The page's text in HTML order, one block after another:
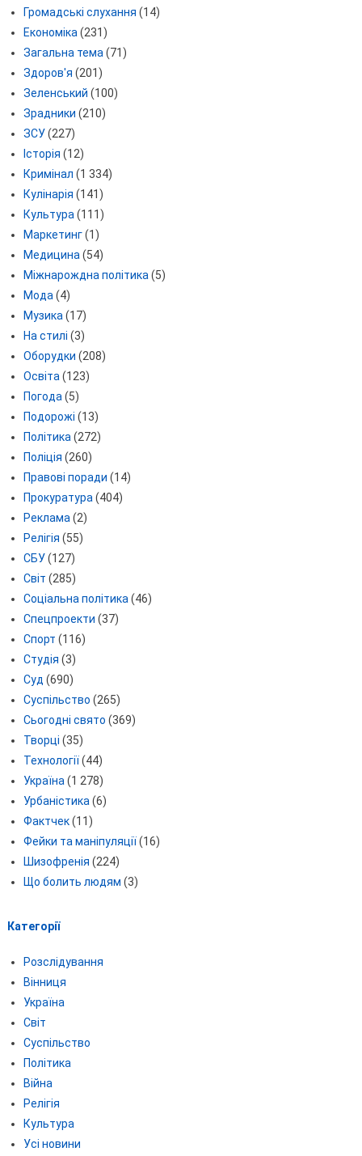
Громадські слухання (14)
Економіка(231)
Загальна тема(71)
Здоров'я (201)
Зеленський (100)
Зрадники (210)
ЗСУ(227)
Історія (12)
Кримінал (1 334)
Кулінарія (141)
Культура(111)
Маркетинг(1)
Медицина(54)
Міжнарождна політика(5)
Мода(4)
Музика(17)
На стилі (3)
Оборудки (208)
Освіта(123)
Погода(5)
Подорожі (13)
Політика(272)
Поліція (260)
Правові поради (14)
Прокуратура(404)
Реклама(2)
Релігія (55)
СБУ(127)
Світ (285)
Соціальна політика(46)
Спецпроекти (37)
Спорт (116)
Студія (3)
Суд (690)
Суспільство (265)
Сьогодні свято (369)
Творці (35)
Технології(44)
Україна(1 278)
Урбаністика(6)
Фактчек(11)
Фейки та маніпуляції(16)
Шизофренія (224)
Що болить людям (3)
Категорії
Розслідування
Вінниця
Україна
Світ
Суспільство
Політика
Війна
Релігія
Культура
Усі новини